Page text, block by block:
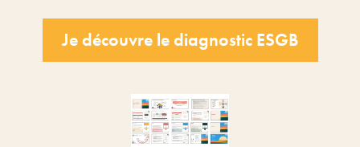
Je découvre le diagnostic ESGB